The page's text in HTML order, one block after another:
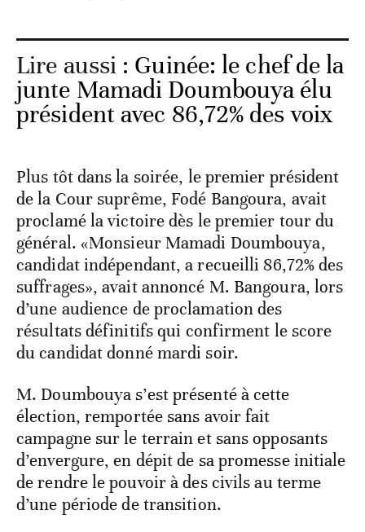
Lire aussi : Guinée: le chef de la
junte Mamadi Doumbouya élu
président avec 86,72% des voix
Plus tôt dans la soirée, le premier président
de la Cour suprême, Fodé Bangoura, avait
proclamé la victoire dès le premier tour du
général. «Monsieur Mamadi Doumbouya,
candidat indépendant, a recueilli 86,72% des
suffrages», avait annoncé M. Bangoura, lors
d’une audience de proclamation des
résultats définitifs qui confirment le score
du candidat donné mardi soir.
M. Doumbouya s’est présenté à cette
élection, remportée sans avoir fait
campagne sur le terrain et sans opposants
d’envergure, en dépit de sa promesse initiale
de rendre le pouvoir à des civils au terme
d’une période de transition.